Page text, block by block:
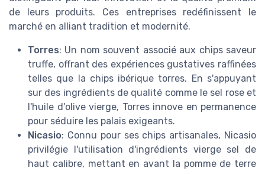
de leurs produits. Ces entreprises redéfinissent le
marché en alliant tradition et modernité.
Torres: Un nom souvent associé aux chips saveur
truffe, offrant des expériences gustatives raffinées
telles que la chips ibérique torres. En s'appuyant
sur des ingrédients de qualité comme le sel rose et
l'huile d'olive vierge, Torres innove en permanence
pour séduire les palais exigeants.
Nicasio: Connu pour ses chips artisanales, Nicasio
privilégie l'utilisation d'ingrédients vierge sel de
haut calibre, mettant en avant la pomme de terre